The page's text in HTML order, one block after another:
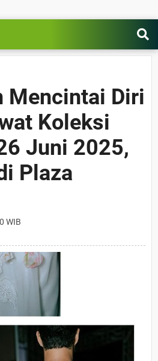
Mencintai Diri
Koleksi
Juni 2025,
Plaza
WIB